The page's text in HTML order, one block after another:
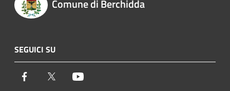
Comune di Berchidda
SEGUICI SU
Facebook Twitter